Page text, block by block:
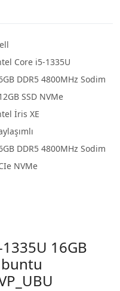
Core i5-1335U
DDR5 4800MHz Sodim
SSD NVMe
İris XE
DDR5 4800MHz Sodim
NVMe
16GB